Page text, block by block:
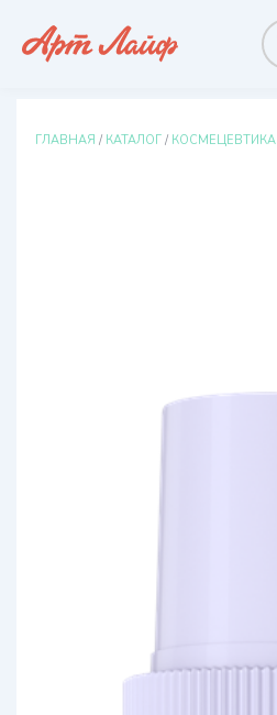
ГЛАВНАЯ / КАТАЛОГ / КОСМЕЦЕВТИКА